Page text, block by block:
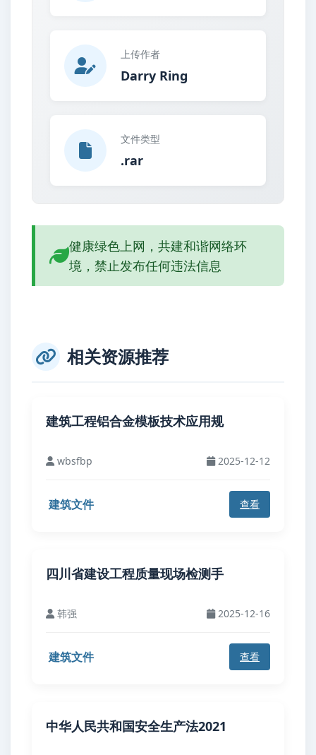
上传作者
Darry Ring
文件类型
.rar
健康绿色上网，共建和谐网络环
境，禁止发布任何违法信息
相关资源推荐
建筑工程铝合金模板技术应用规
wbsfbp 2025-12-12
建筑文件 查看
四川省建设工程质量现场检测手
韩强 2025-12-16
建筑文件 查看
中华人民共和国安全生产法2021